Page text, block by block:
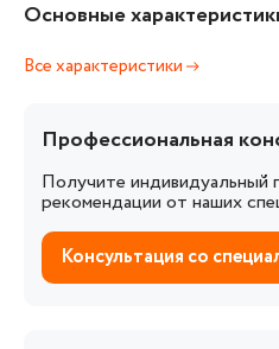
Основные
Все характеристики
Профессиональная
Получите индивидуальный
рекомендации от наших
Консультация со